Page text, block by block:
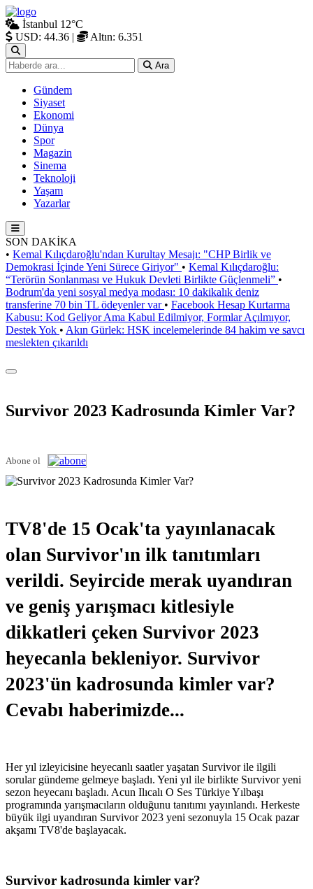
İstanbul 12°C
USD: 44.36 | Altın: 6.351
Ara
Gündem
Siyaset
Ekonomi
Dünya
Spor
Magazin
Sinema
Teknoloji
Yaşam
Yazarlar
SON DAKİKA
• Kemal Kılıçdaroğlu'ndan Kurultay Mesajı: "CHP Birlik ve
Demokrasi İçinde Yeni Sürece Giriyor" • Kemal Kılıçdaroğlu:
“Terörün Sonlanması ve Hukuk Devleti Birlikte Güçlenmeli” •
Bodrum'da yeni sosyal medya modası: 10 dakikalık deniz
transferine 70 bin TL ödeyenler var • Facebook Hesap Kurtarma
Kabusu: Kod Geliyor Ama Kabul Edilmiyor, Formlar Açılmıyor,
Destek Yok • Akın Gürlek: HSK incelemelerinde 84 hakim ve savcı
meslekten çıkarıldı
Survivor 2023 Kadrosunda Kimler Var?
Abone ol
TV8'de 15 Ocak'ta yayınlanacak
olan Survivor'ın ilk tanıtımları
verildi. Seyircide merak uyandıran
ve geniş yarışmacı kitlesiyle
dikkatleri çeken Survivor 2023
heyecanla bekleniyor. Survivor
2023'ün kadrosunda kimler var?
Cevabı haberimizde...
Her yıl izleyicisine heyecanlı saatler yaşatan Survivor ile ilgili
sorular gündeme gelmeye başladı. Yeni yıl ile birlikte Survivor yeni
sezon heyecanı başladı. Acun Ilıcalı O Ses Türkiye Yılbaşı
programında yarışmacıların olduğunu tanıtımı yayınlandı. Herkeste
büyük ilgi uyandıran Survivor 2023 yeni sezonuyla 15 Ocak pazar
akşamı TV8'de başlayacak.
Survivor kadrosunda kimler var?